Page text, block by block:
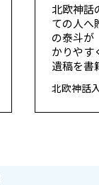
北欧神話
ての人へ
の泰斗が
かりやす
遺稿を書
北欧神話